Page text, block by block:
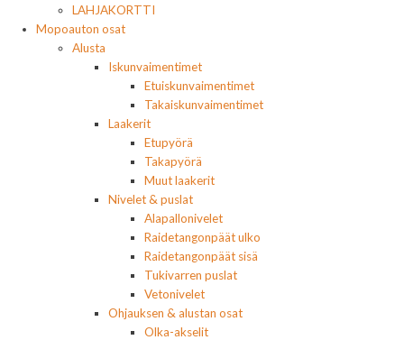
LAHJAKORTTI
Mopoauton osat
Alusta
Iskunvaimentimet
Etuiskunvaimentimet
Takaiskunvaimentimet
Laakerit
Etupyörä
Takapyörä
Muut laakerit
Nivelet & puslat
Alapallonivelet
Raidetangonpäät ulko
Raidetangonpäät sisä
Tukivarren puslat
Vetonivelet
Ohjauksen & alustan osat
Olka-akselit